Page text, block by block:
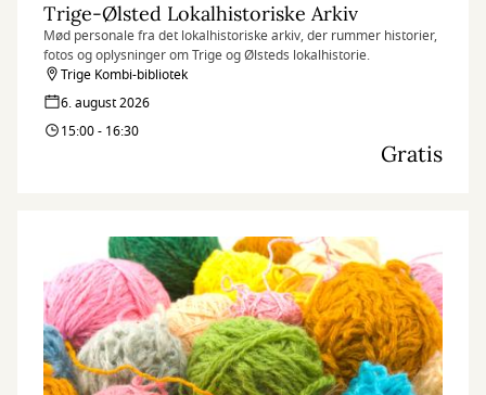
Trige-Ølsted Lokalhistoriske Arkiv
Mød personale fra det lokalhistoriske arkiv, der rummer historier,
fotos og oplysninger om Trige og Ølsteds lokalhistorie.
Trige Kombi-bibliotek
6. august 2026
15:00 - 16:30
Gratis